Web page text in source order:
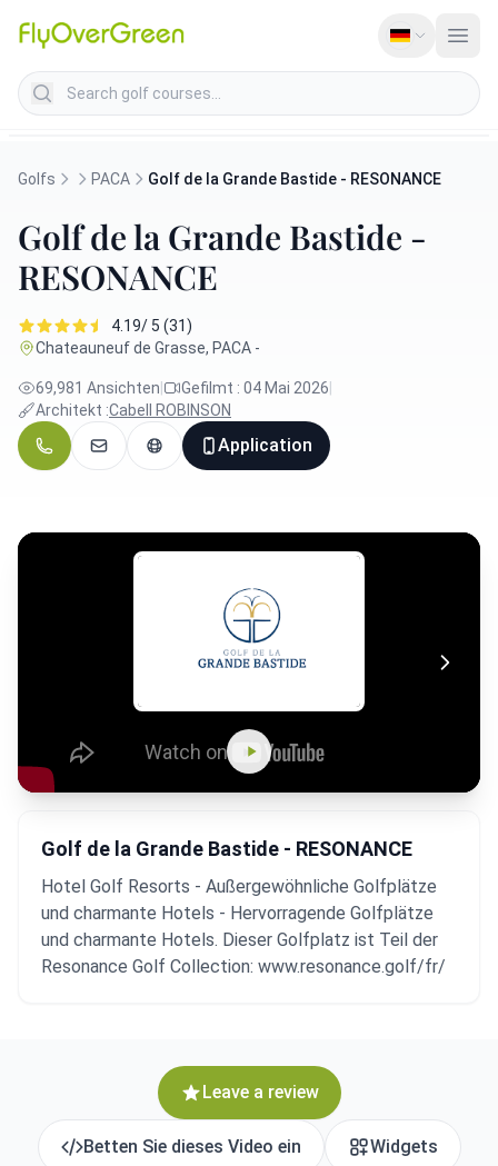
Search golf courses
Golfs PACA Golf de la Grande Bastide - RESONANCE
Golf de la Grande Bastide -
RESONANCE
4.19/ 5 (31)
Chateauneuf de Grasse, PACA -
69,981 Ansichten Gefilmt : 04 Mai 2026
Architekt :Cabell ROBINSON
Application
Golf de la Grande Bastide - RESONANCE
Hotel Golf Resorts - Außergewöhnliche Golfplätze
und charmante Hotels - Hervorragende Golfplätze
und charmante Hotels. Dieser Golfplatz ist Teil der
Resonance Golf Collection: www.resonance.golf/fr/
Leave a review
Betten Sie dieses Video ein Widgets